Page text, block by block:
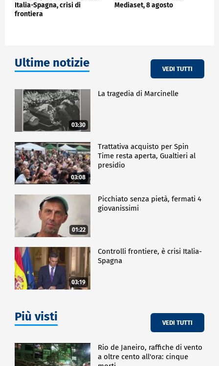
Italia-Spagna, crisi di
frontiera
Mediaset, 8 agosto
Ultime notizie VEDI TUTTI
03:30
La tragedia di Marcinelle
03:08
Trattativa acquisto per Spin
Time resta aperta, Gualtieri al
presidio
01:22
Picchiato senza pietà, fermati 4
giovanissimi
03:19
Controlli frontiere, è crisi Italia-
Spagna
Più visti VEDI TUTTI
Rio de Janeiro, raffiche di vento
a oltre cento all'ora: cinque